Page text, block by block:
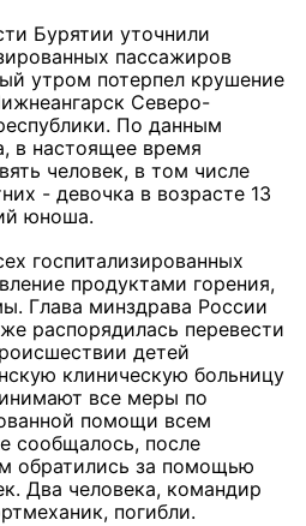
Бурятии уточнили
пассажиров
утром потерпел крушение
Северо-
По данным
в настоящее время
человек, в том числе
- девочка в возрасте 13
юноша.
госпитализированных
продуктами горения,
Глава минздрава России
распорядилась перевести
детей
клиническую больницу
все меры по
помощи всем
сообщалось, после
обратились за помощью
Два человека, командир
погибли.